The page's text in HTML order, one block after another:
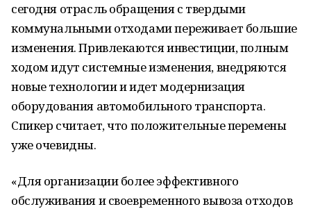
сегодня отрасль обращения с твердыми
коммунальными отходами переживает большие
изменения. Привлекаются инвестиции, полным
ходом идут системные изменения, внедряются
новые технологии и идет модернизация
оборудования автомобильного транспорта.
Спикер считает, что положительные перемены
уже очевидны.
«Для организации более эффективного
обслуживания и своевременного вывоза отходов